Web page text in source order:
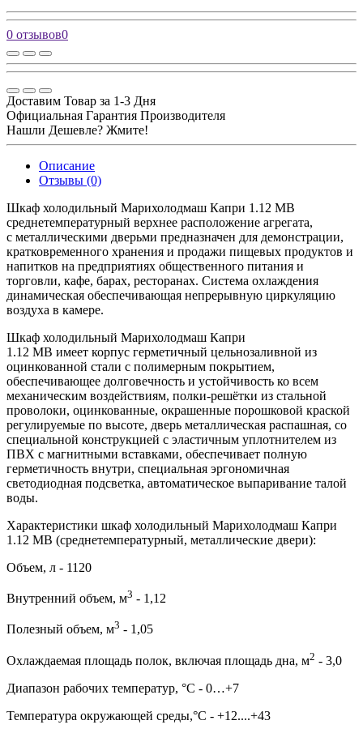
0 отзывов0
Доставим Товар за 1-3 Дня
Официальная Гарантия Производителя
Нашли Дешевле? Жмите!
Описание
Отзывы (0)
Шкаф холодильный Марихолодмаш Капри 1.12 МВ
среднетемпературный верхнее расположение агрегата,
с металлическими дверьми предназначен для демонстрации,
кратковременного хранения и продажи пищевых продуктов и
напитков на предприятиях общественного питания и
торговли, кафе, барах, ресторанах. Система охлаждения
динамическая обеспечивающая непрерывную циркуляцию
воздуха в камере.
Шкаф холодильный Марихолодмаш Капри
1.12 МВ имеет корпус герметичный цельнозаливной из
оцинкованной стали с полимерным покрытием,
обеспечивающее долговечность и устойчивость ко всем
механическим воздействиям, полки-решётки из стальной
проволоки, оцинкованные, окрашенные порошковой краской
регулируемые по высоте, дверь металлическая распашная, со
специальной конструкцией с эластичным уплотнителем из
ПВХ с магнитными вставками, обеспечивает полную
герметичность внутри, специальная эргономичная
светодиодная подсветка, автоматическое выпаривание талой
воды.
Характеристики шкаф холодильный Марихолодмаш Капри
1.12 МВ (среднетемпературный, металлические двери):
Объем, л - 1120
Внутренний объем, м3 - 1,12
Полезный объем, м3 - 1,05
Охлаждаемая площадь полок, включая площадь дна, м2 - 3,0
Диапазон рабочих температур, °C - 0…+7
Температура окружающей среды,°C - +12....+43